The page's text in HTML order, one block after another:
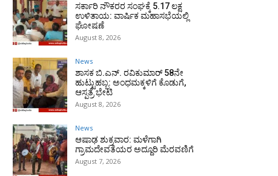
ಸರ್ಕಾರಿ ನೌಕರರ ಸಂಘಕ್ಕೆ ₹5.17 ಲಕ್ಷ
ಉಳಿತಾಯ: ವಾರ್ಷಿಕ ಮಹಾಸಭೆಯಲ್ಲಿ
ಘೋಷಣೆ
August 8, 2026
News
ಶಾಸಕ ಬಿ.ಎನ್. ರವಿಕುಮಾರ್ 58ನೇ
ಹುಟ್ಟುಹಬ್ಬ: ಅಂಧಮಕ್ಕಳಿಗೆ ಕೊಡುಗೆ,
ಆಸ್ಪತ್ರೆ ಭೇಟಿ
August 8, 2026
News
ಆಷಾಢ ಶುಕ್ರವಾರ: ಮಳೆಗಾಗಿ
ಗ್ರಾಮದೇವತೆಯರ ಅದ್ದೂರಿ ಮೆರವಣಿಗೆ
August 7, 2026